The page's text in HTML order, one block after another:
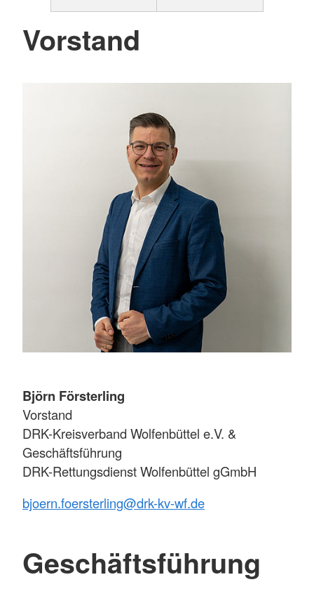
Vorstand
Björn Försterling
Vorstand
DRK-Kreisverband Wolfenbüttel e.V. &
Geschäftsführung
DRK-Rettungsdienst Wolfenbüttel gGmbH
bjoern.foersterling@drk-kv-wf.de
Geschäftsführung